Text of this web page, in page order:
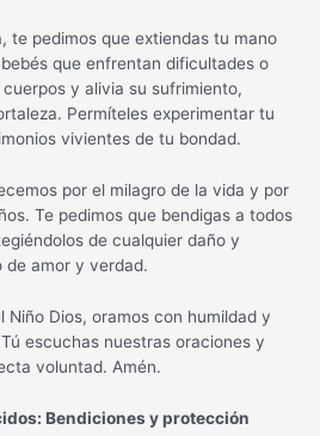
te pedimos que extiendas tu mano
que enfrentan dificultades o
y alivia su sufrimiento,
Permíteles experimentar tu
vivientes de tu bondad.
por el milagro de la vida y por
Te pedimos que bendigas a todos
de cualquier daño y
de amor y verdad.
Niño Dios, oramos con humildad y
escuchas nuestras oraciones y
voluntad. Amén.
Bendiciones y protección